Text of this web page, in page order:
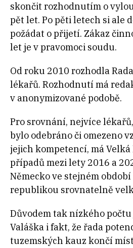
skončit rozhodnutím o
pět let. Po pěti letech si ale
požádat o přijetí. Zákaz
let je v pravomoci soudu.
Od roku 2010 rozhodla
lékařů. Rozhodnutí má
v anonymizované podobě.
Pro srovnání, nejvíce
bylo odebráno či omezeno
jejich kompetencí, má
případů mezi lety 2016 a
Německo ve stejném období
republikou srovnatelně
Důvodem tak nízkého
Valáška i fakt, že řada
tuzemských kauz končí